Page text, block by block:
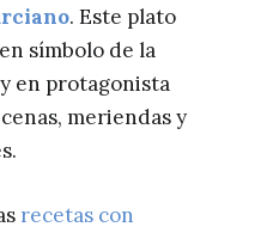
. Este plato
símbolo de la
en protagonista
meriendas y
recetas con